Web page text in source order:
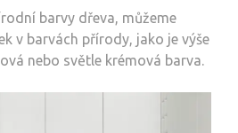
barvy dřeva, můžeme
v barvách přírody, jako je výše
nebo světle krémová barva.